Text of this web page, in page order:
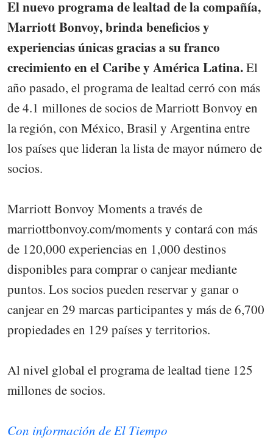
El nuevo programa de lealtad de la compañía,
Marriott Bonvoy, brinda beneficios y
experiencias únicas gracias a su franco
crecimiento en el Caribe y América Latina.El
año pasado, el programa de lealtad cerró con más
de 4.1 millones de socios de Marriott Bonvoy en
la región, con México, Brasil y Argentina entre
los países que lideran la lista de mayor número de
socios.
Marriott Bonvoy Moments a través de
marriottbonvoy.com/moments y contará con más
de 120,000 experiencias en 1,000 destinos
disponibles para comprar o canjear mediante
puntos. Los socios pueden reservar y ganar o
canjear en 29 marcas participantes y más de 6,700
propiedades en 129 países y territorios.
Al nivel global el programa de lealtad tiene 125
millones de socios.
Con información de El Tiempo